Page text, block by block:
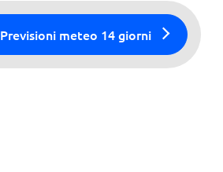
Previsioni meteo 14 giorni